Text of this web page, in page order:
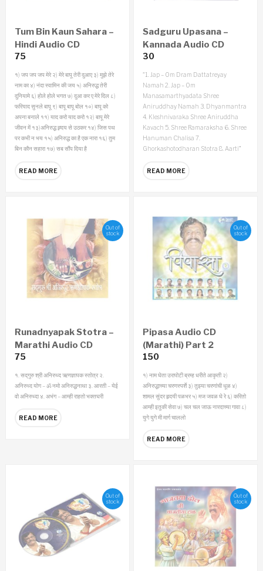
Tum Bin Kaun Sahara –
Hindi Audio CD
75
१) जप जप जप मेरे२) मेरे बापू तेरी दुआए३) मुझे तेरे
नाम का ४) नंदा स्वामिन की जय ५) अनिरुद्ध तेरी
दुनियामे ६) होले होले भगत७) दुआ कर ए मेरे दिल ८)
फरियाद सुनले बापू ९) बापू बापू बोल १०) बापू को
अपना बनाले ११) याद करो याद करो १२) बापू मेरे
जीवन में १३)अनिरुद्ध ह्र्दय से उठकर१४) जिस पथ
पर कभी न भय १५) अनिरुद्ध का है एक नारा १६) तुम
बिन कौन सहारा १७) सब सौंप दिया है
READ MORE
Sadguru Upasana –
Kannada Audio CD
30
“1. Jap – Om Dram Dattatreyay
Namah 2. Jap – Om
Manasamarthyadata Shree
Aniruddhay Namah 3. Dhyanmantra
4. Kleshnivaraka Shree Aniruddha
Kavach 5. Shree Ramaraksha 6. Shree
Hanuman Chalisa 7.
Ghorkashotodharan Stotra 8. Aarti”
READ MORE
Out of
stock
Runadnyapak Stotra –
Marathi Audio CD
75
१. सद्‌गुरु श्री अनिरुध्द ऋणज्ञापक स्तोत्र२.
अनिरुध्द योग – ॐ नमो अनिरुद्धनाथा ३. आरती – येई
वो अनिरुध्दा ४. अभंग – आम्ही राहतो भक्तघरी
READ MORE
Out of
stock
Pipasa Audio CD
(Marathi) Part 2
150
१) नाम घेता उरापोटी ब्रम्ह धरीते आकृती २)
अनिरुद्धाच्या चरणस्पर्शे ३) तुझ्या चरणांची धूळ ४)
शामल सुंदर हृदयी पळभर ५) मज जवळ घे रे ६) करितो
आम्ही इतुकी सेवा ७) चल चल जाऊ नारदाच्या गावा ८)
युगे युगे मी मार्ग चाललो
READ MORE
Out of
stock
Out of
stock